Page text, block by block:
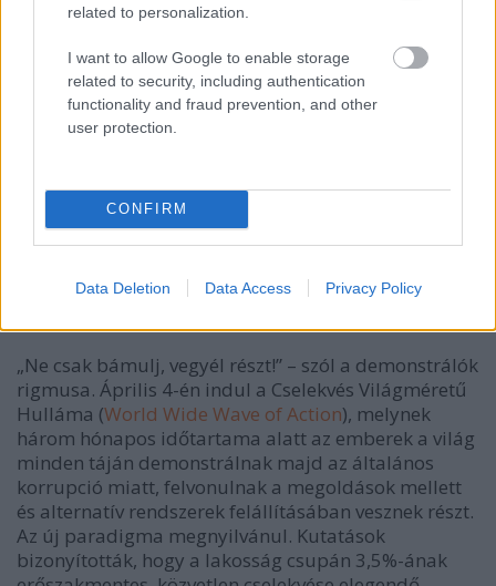
related to personalization.
I want to allow Google to enable storage
related to security, including authentication
functionality and fraud prevention, and other
user protection.
CONFIRM
Data Deletion Data Access Privacy Policy
„Ne csak bámulj, vegyél részt!” – szól a demonstrálók
rigmusa. Április 4-én indul a Cselekvés Világméretű
Hulláma (World Wide Wave of Action), melynek
három hónapos időtartama alatt az emberek a világ
minden táján demonstrálnak majd az általános
korrupció miatt, felvonulnak a megoldások mellett
és alternatív rendszerek felállításában vesznek részt.
Az új paradigma megnyilvánul. Kutatások
bizonyították, hogy a lakosság csupán 3,5%-ának